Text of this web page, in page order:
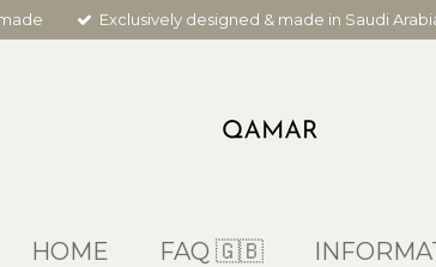
Exclusively designed & made in Saudi
HOME FAQ 🇬🇧